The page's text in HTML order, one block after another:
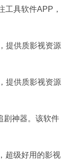
工具软件APP，
提供质影视资源
提供质影视资源
剧神器。该软件
超级好用的影视